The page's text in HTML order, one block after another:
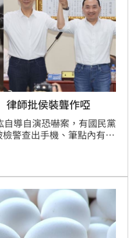
師批侯裝聾作啞
自導自演恐嚇案，有國民黨
警查出手機、筆點內有超
及帶風向。對此，律師黃
，因此痛批兩人「連最基